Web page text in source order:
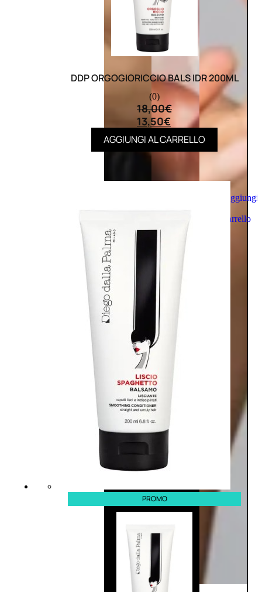
Aggiungi
carrello
DDP ORGOGIORICCIO BALS IDR 200ML
(0)
18,00€
13,50€
AGGIUNGI AL CARRELLO
PROMO